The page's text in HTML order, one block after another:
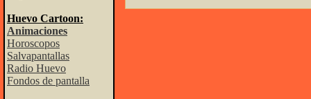
Huevo Cartoon:
Animaciones
Horoscopos
Salvapantallas
Radio Huevo
Fondos de pantalla